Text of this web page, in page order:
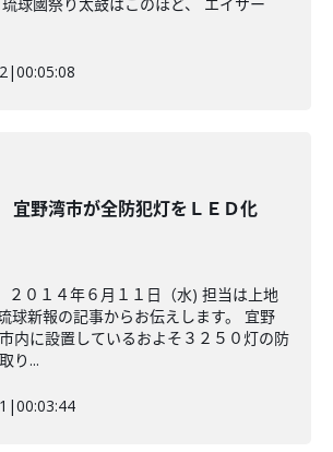
|00:05:08
宜野湾市が全防犯灯をＬＥＤ化
０１４年６月１１日（水) 担当は上地
球新報の記事からお伝えします。 宜野
内に設置しているおよそ３２５０灯の防
り...
|00:03:44